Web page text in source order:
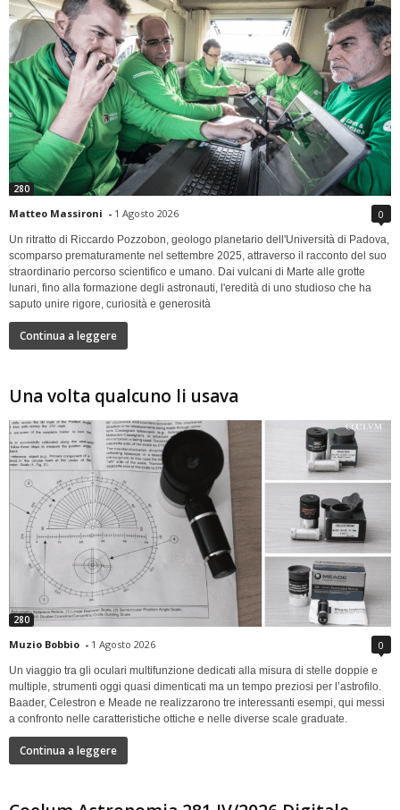
280
Matteo Massironi - 1 Agosto 2026 0
Un ritratto di Riccardo Pozzobon, geologo planetario dell'Università di Padova,
scomparso prematuramente nel settembre 2025, attraverso il racconto del suo
straordinario percorso scientifico e umano. Dai vulcani di Marte alle grotte
lunari, fino alla formazione degli astronauti, l'eredità di uno studioso che ha
saputo unire rigore, curiosità e generosità
Continua a leggere
Una volta qualcuno li usava
280
Muzio Bobbio - 1 Agosto 2026 0
Un viaggio tra gli oculari multifunzione dedicati alla misura di stelle doppie e
multiple, strumenti oggi quasi dimenticati ma un tempo preziosi per l’astrofilo.
Baader, Celestron e Meade ne realizzarono tre interessanti esempi, qui messi
a confronto nelle caratteristiche ottiche e nelle diverse scale graduate.
Continua a leggere